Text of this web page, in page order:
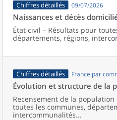
Chiffres détaillés 09/07/2026
Naissances et décès
État civil – Résultats pour
départements, régions,
Chiffres détaillés France par
Évolution et structure de la
Recensement de la population
toutes les communes,
intercommunalités...